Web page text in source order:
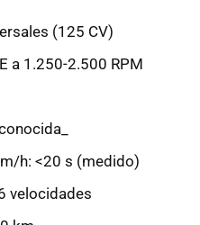
(125 CV)
a 1.250-2.500 RPM
h: <20 s (medido)
velocidades